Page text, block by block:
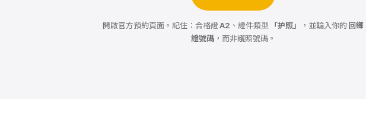
開啟官方預約頁面。記住：合格證A2 、證件類型 「护照」 ，並輸入你的回鄉
證號碼，而非護照號碼。